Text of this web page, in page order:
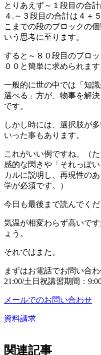
とりあえず～１段目の合
４.～３段目の合計は４＋
こまでの段のブロックの
いう思考に至ります。
すると～８０段目のブロ
００と簡単に求められます
一般的に世の中では「知
選べる」方が、物事を解
です。
しかし時には、選択肢が
いった事もあります。
これがいい例ですね。（
感的な閃きや「それっぽ
カルに説明し、再現性の
学が必須です。）
今日も最後まで読んでく
気温が相変わらず高いで
ょう。
それではまた。
まずはお電話でお問い合
21:00/土日祝講習期間：
メールでのお問い合わせ
資料請求
関連記事